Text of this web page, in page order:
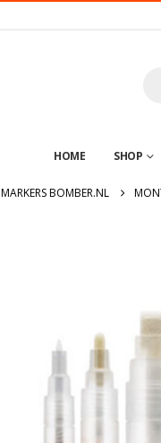
HOME SHOP
MARKERS BOMBER.NL